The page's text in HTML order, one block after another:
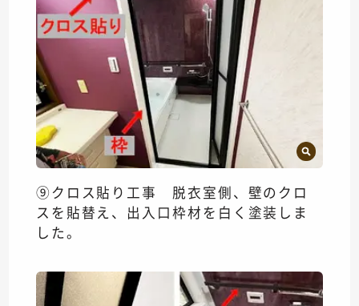
⑨クロス貼り工事 脱衣室側、壁のクロ
スを貼替え、出入口枠材を白く塗装しま
した。